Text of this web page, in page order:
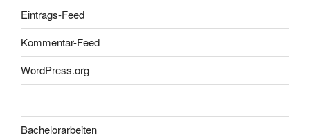
Eintrags-Feed
Kommentar-Feed
WordPress.org
Bachelorarbeiten